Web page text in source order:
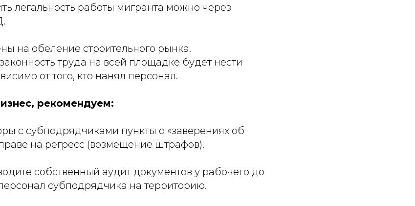
легальность работы мигранта можно через
на обеление строительного рынка.
труда на всей площадке будет нести
от того, кто нанял персонал.
рекомендуем:
с субподрядчиками пункты о «заверениях об
праве на регресс (возмещение штрафов).
собственный аудит документов у рабочего до
персонал субподрядчика на территорию.